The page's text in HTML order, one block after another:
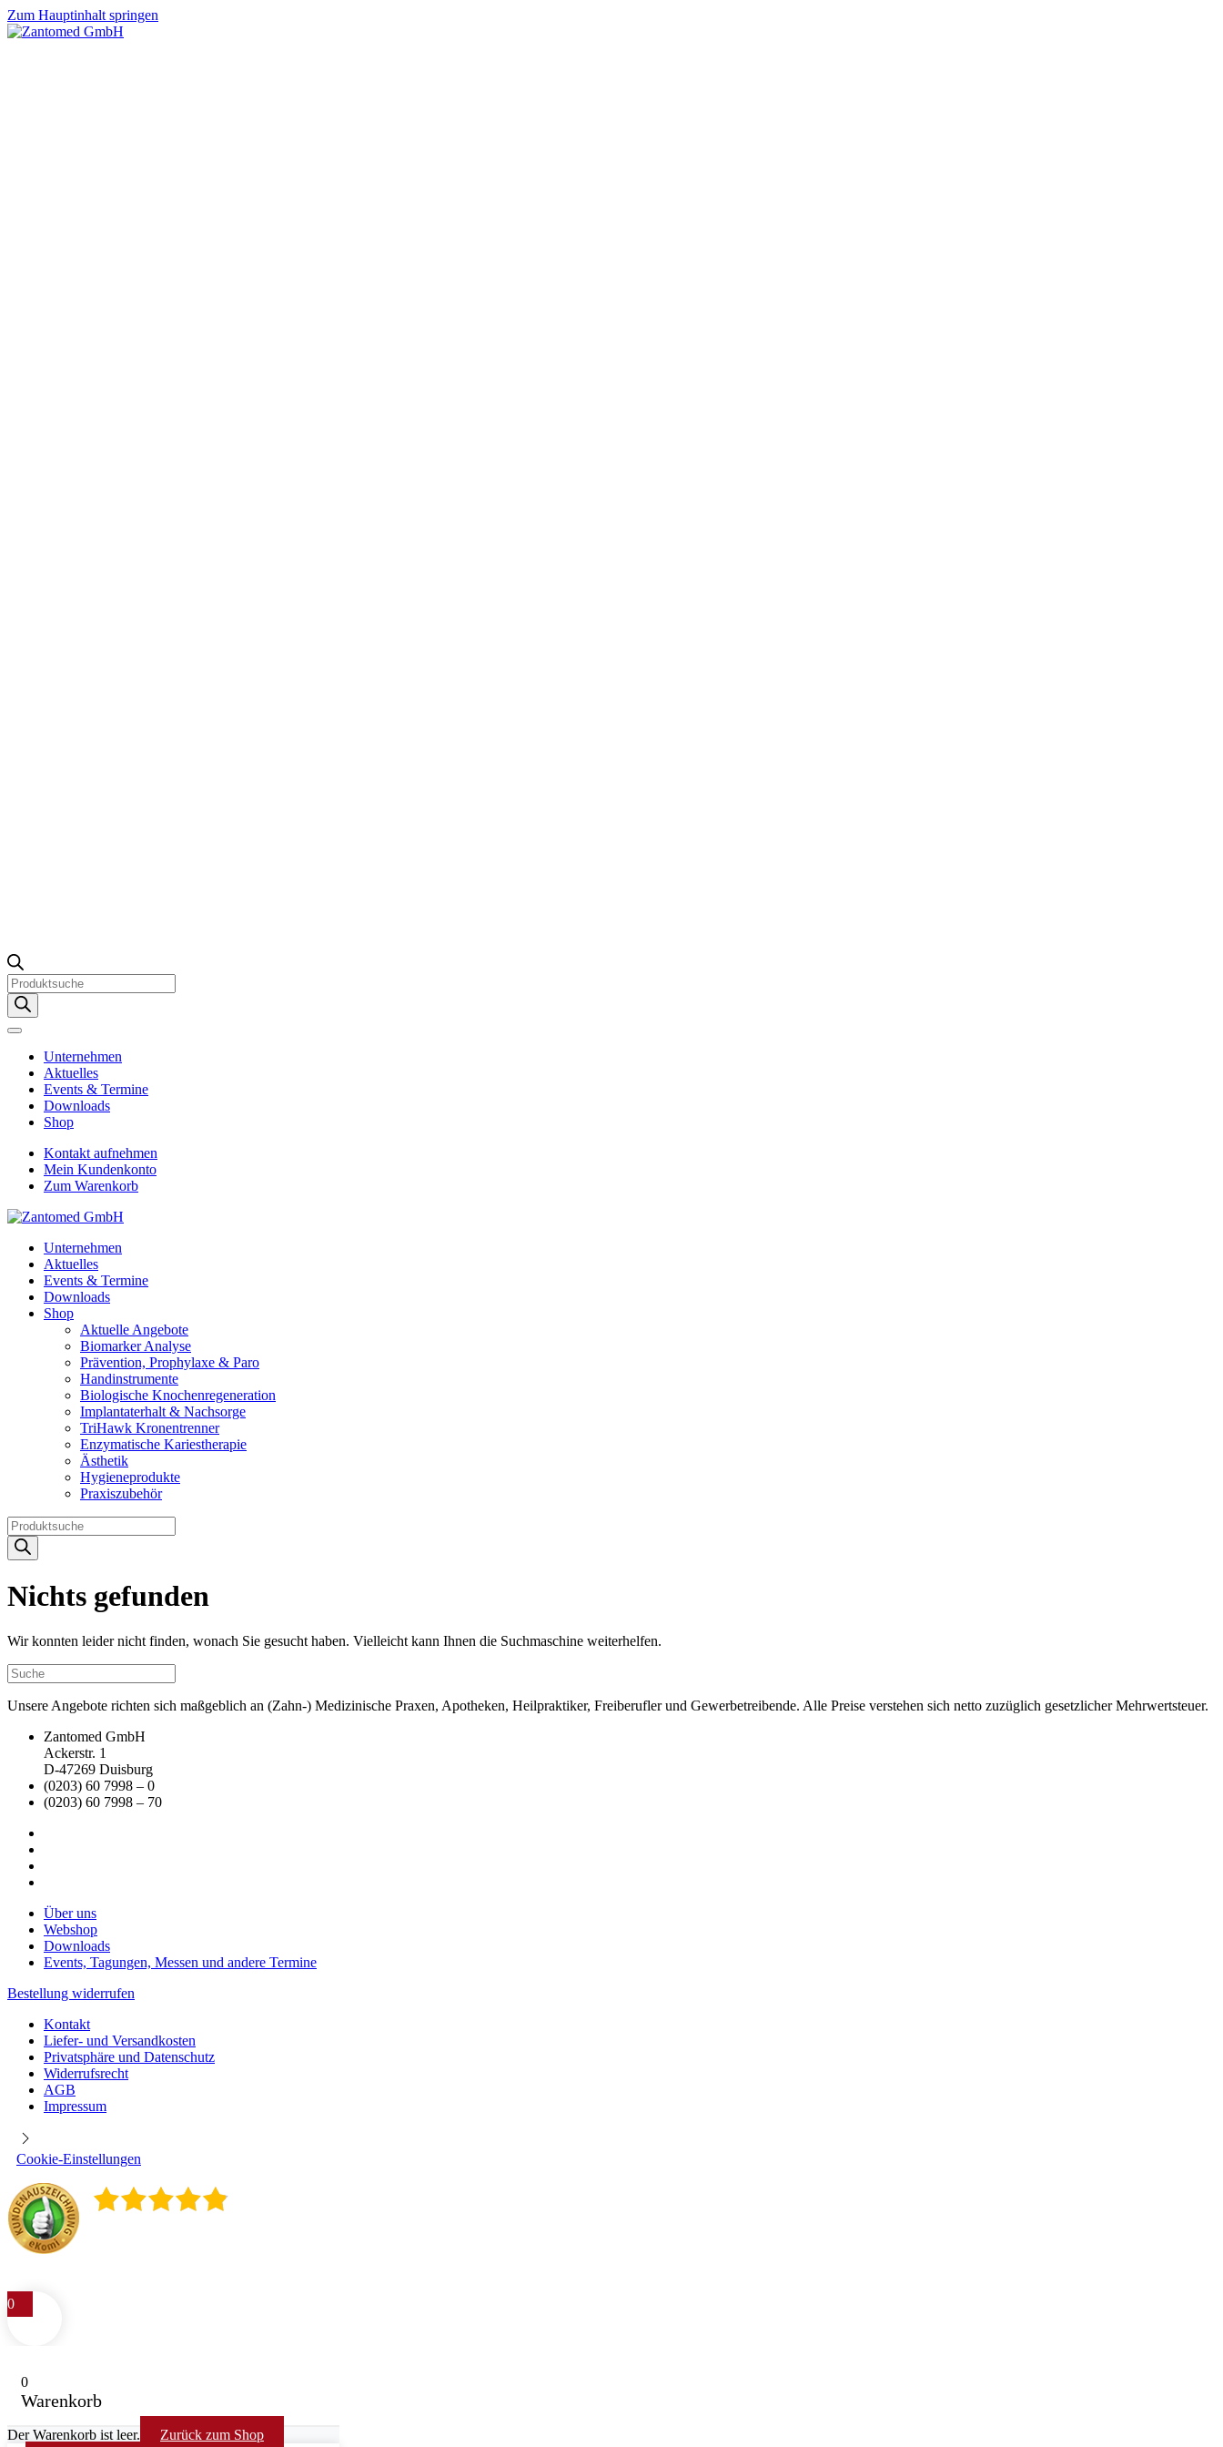
Zum Hauptinhalt springen
Products
search
Unternehmen
Aktuelles
Events & Termine
Downloads
Shop
Kontakt aufnehmen
Mein Kundenkonto
Zum Warenkorb
Unternehmen
Aktuelles
Events & Termine
Downloads
Shop
Aktuelle Angebote
Biomarker Analyse
Prävention, Prophylaxe & Paro
Handinstrumente
Biologische Knochenregeneration
Implantaterhalt & Nachsorge
TriHawk Kronentrenner
Enzymatische Kariestherapie
Ästhetik
Hygieneprodukte
Praxiszubehör
Products
search
Nichts gefunden
Wir konnten leider nicht finden, wonach Sie gesucht haben. Vielleicht kann Ihnen die Suchmaschine weiterhelfen.
Unsere Angebote richten sich maßgeblich an (Zahn-) Medizinische Praxen, Apotheken, Heilpraktiker, Freiberufler und Gewerbetreibende. Alle Preise verstehen sich netto zuzüglich gesetzlicher Mehrwertsteuer.
Zantomed GmbH
Ackerstr. 1
D-47269 Duisburg
(0203) 60 7998 – 0
(0203) 60 7998 – 70
Über uns
Webshop
Downloads
Events, Tagungen, Messen und andere Termine
Bestellung widerrufen
Kontakt
Liefer- und Versandkosten
Privatsphäre und Datenschutz
Widerrufsrecht
AGB
Impressum
Cookie-Einstellungen
0
0
Warenkorb
Der Warenkorb ist leer. Zurück zum Shop